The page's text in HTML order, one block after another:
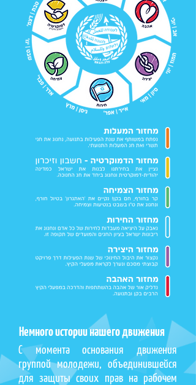
Немного истории нашего движения
С момента основания движения
группой молодежи, объединившейся
для защиты своих прав на рабочем